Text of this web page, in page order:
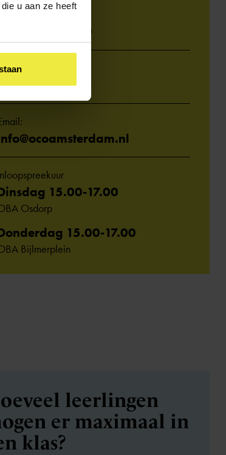
u aan ze heeft
020 - 330 63 20
1600 4600
15.00-17.00
Osdorp
15.00-17.00
Bijlmerplein
leerlingen
er maximaal in
klas?